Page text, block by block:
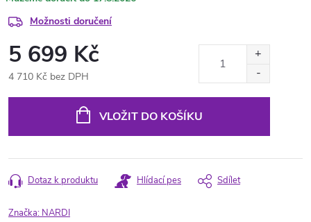
Možnosti doručení
5 699 Kč
4 710 Kč bez DPH
VLOŽIT DO KOŠÍKU
Dotaz k produktu Hlídací pes Sdílet
Značka: NARDI